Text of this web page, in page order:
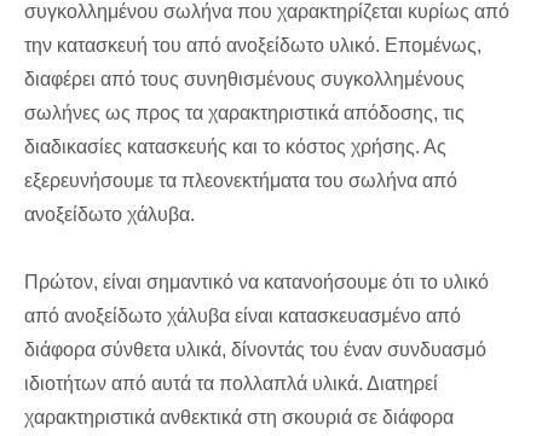
συγκολλημένου σωλήνα που χαρακτηρίζεται κυρίως από
την κατασκευή του από ανοξείδωτο υλικό. Επομένως,
διαφέρει από τους συνηθισμένους συγκολλημένους
σωλήνες ως προς τα χαρακτηριστικά απόδοσης, τις
διαδικασίες κατασκευής και το κόστος χρήσης. Ας
εξερευνήσουμε τα πλεονεκτήματα του σωλήνα από
ανοξείδωτο χάλυβα.
Πρώτον, είναι σημαντικό να κατανοήσουμε ότι το υλικό
από ανοξείδωτο χάλυβα είναι κατασκευασμένο από
διάφορα σύνθετα υλικά, δίνοντάς του έναν συνδυασμό
ιδιοτήτων από αυτά τα πολλαπλά υλικά. Διατηρεί
χαρακτηριστικά ανθεκτικά στη σκουριά σε διάφορα